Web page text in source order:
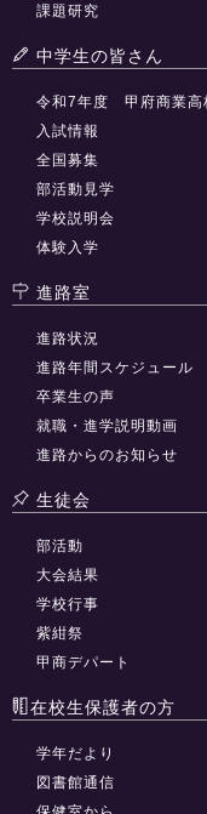
課題研究
中学生の皆さん
令和7年度 甲府商業高
入試情報
全国募集
部活動見学
学校説明会
体験入学
進路室
進路状況
進路年間スケジュール
卒業生の声
就職・進学説明動画
進路からのお知らせ
生徒会
部活動
大会結果
学校行事
紫紺祭
甲商デパート
在校生保護者の方
学年だより
図書館通信